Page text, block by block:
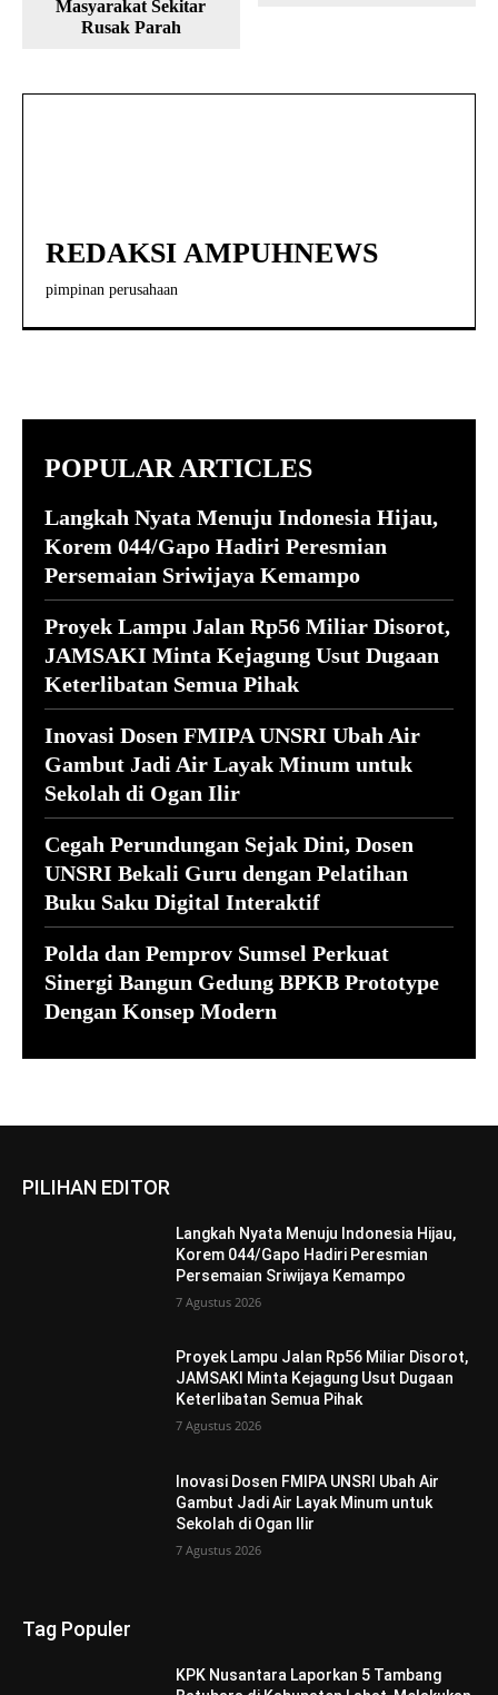
Masyarakat Sekitar
Rusak Parah
REDAKSI AMPUHNEWS
pimpinan perusahaan
POPULAR ARTICLES
Langkah Nyata Menuju Indonesia Hijau,
Korem 044/Gapo Hadiri Peresmian
Persemaian Sriwijaya Kemampo
Proyek Lampu Jalan Rp56 Miliar Disorot,
JAMSAKI Minta Kejagung Usut Dugaan
Keterlibatan Semua Pihak
Inovasi Dosen FMIPA UNSRI Ubah Air
Gambut Jadi Air Layak Minum untuk
Sekolah di Ogan Ilir
Cegah Perundungan Sejak Dini, Dosen
UNSRI Bekali Guru dengan Pelatihan
Buku Saku Digital Interaktif
Polda dan Pemprov Sumsel Perkuat
Sinergi Bangun Gedung BPKB Prototype
Dengan Konsep Modern
PILIHAN EDITOR
Langkah Nyata Menuju Indonesia Hijau,
Korem 044/Gapo Hadiri Peresmian
Persemaian Sriwijaya Kemampo
7 Agustus 2026
Proyek Lampu Jalan Rp56 Miliar Disorot,
JAMSAKI Minta Kejagung Usut Dugaan
Keterlibatan Semua Pihak
7 Agustus 2026
Inovasi Dosen FMIPA UNSRI Ubah Air
Gambut Jadi Air Layak Minum untuk
Sekolah di Ogan Ilir
7 Agustus 2026
Tag Populer
KPK Nusantara Laporkan 5 Tambang